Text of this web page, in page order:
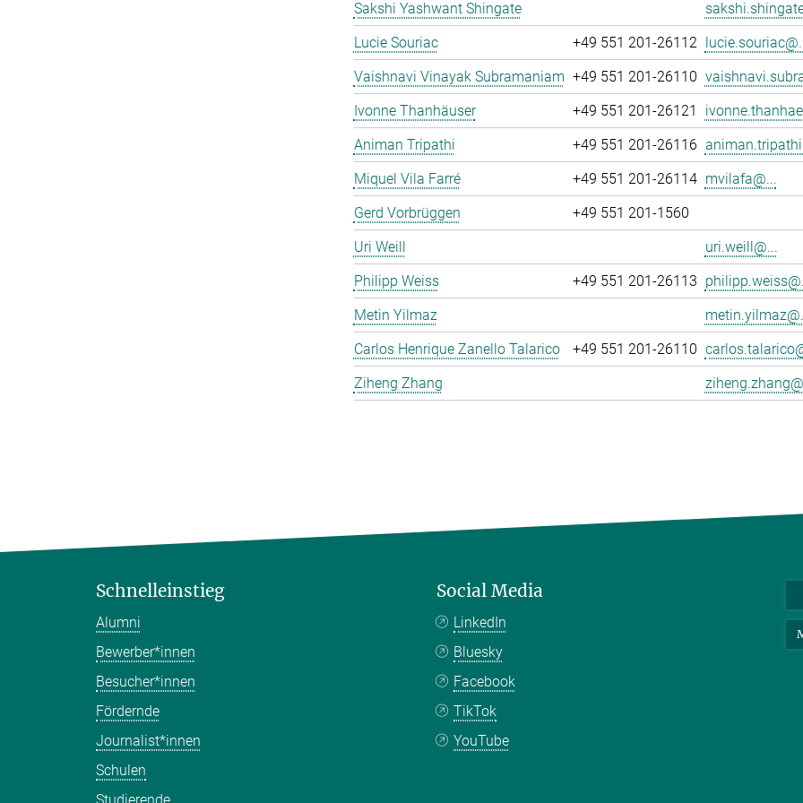
Sakshi Yashwant Shingate
Lucie Souriac
+49 551 201-26112
Vaishnavi Vinayak Subramaniam +49 551 201-26110
Ivonne Thanhäuser
+49 551 201-26121
Animan Tripathi
+49 551 201-26116
Miquel Vila Farré
+49 551 201-26114 mvilafa@...
Gerd Vorbrüggen
+49 551 201-1560
Uri Weill
uri.weill@...
Philipp Weiss
+49 551 201-26113
Metin Yilmaz
Carlos Henrique Zanello Talarico
+49 551 201-26110
Ziheng Zhang
Schnelleinstieg
Alumni
Bewerber*innen
Besucher*innen
Fördernde
Journalist*innen
Schulen
Social Media
LinkedIn
Bluesky
Facebook
TikTok
YouTube